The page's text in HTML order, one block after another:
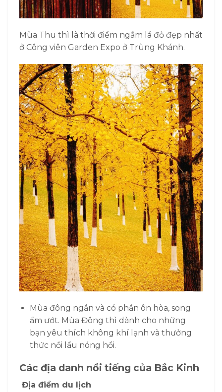
Mùa Thu thì là thời điểm ngắm lá đỏ đẹp nhất
ở Công viên Garden Expo ở Trùng Khánh.
Mùa đông ngắn và có phần ôn hòa, song
ẩm ướt. Mùa Đông thì dành cho những
bạn yêu thích không khí lạnh và thưởng
thức nồi lẩu nóng hổi.
Các địa danh nổi tiếng của Bắc Kinh
Địa điểm du lịch